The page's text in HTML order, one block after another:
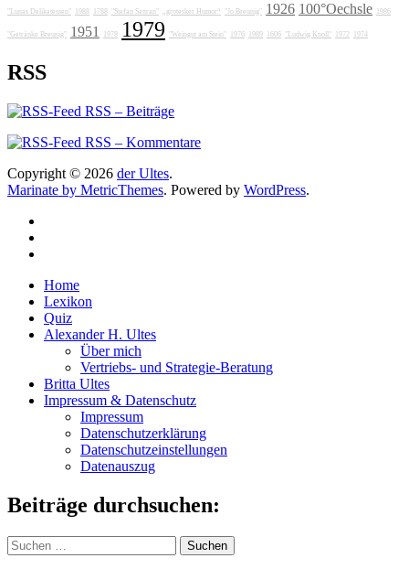
"Lunas Delikatessen" 1988 1788 "Stefan Sattran" „grotesker Humor“ "Jo Breunig" 1926 100°Oechsle 1986
"Getränke Breunig" 1951 1978 1979 "Weingut am Stein" 1976 1989 1606 "Ludwig Knoll" 1972 1974
RSS
RSS – Beiträge
RSS – Kommentare
Copyright © 2026 der Ultes.
Marinate by MetricThemes. Powered by WordPress.
Home
Lexikon
Quiz
Alexander H. Ultes
Über mich
Vertriebs- und Strategie-Beratung
Britta Ultes
Impressum & Datenschutz
Impressum
Datenschutzerklärung
Datenschutzeinstellungen
Datenauszug
Beiträge durchsuchen:
Suchen
nach: